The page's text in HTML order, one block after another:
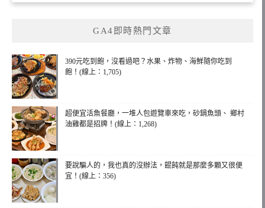
GA4即時熱門文章
390元吃到飽，沒看過吧？水果、炸物、海鮮隨你吃到
飽！(線上：1,705)
超便宜活魚餐廳，一堆人包遊覽車來吃，砂鍋魚頭、 鄉村
油雞都是招牌！(線上：1,268)
要說騙人的，我也真的沒辦法，餛飩就是那麼多顆又很便
宜！(線上：356)